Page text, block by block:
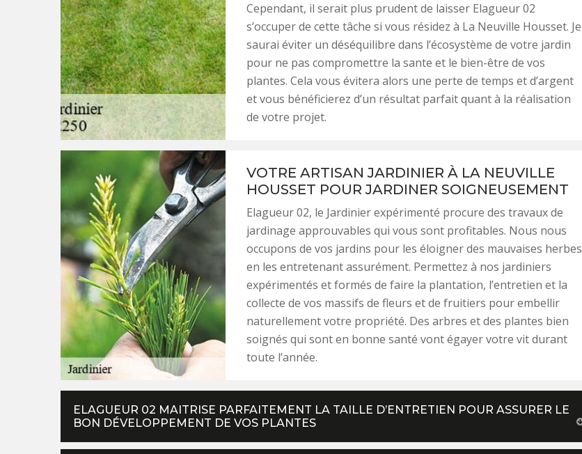
Cependant, il serait plus prudent de laisser Elagueur 02
s’occuper de cette tâche si vous résidez à La Neuville Housset. Je
saurai éviter un déséquilibre dans l’écosystème de votre jardin
pour ne pas compromettre la sante et le bien-être de vos
plantes. Cela vous évitera alors une perte de temps et d’argent
et vous bénéficierez d’un résultat parfait quant à la réalisation
de votre projet.
VOTRE ARTISAN JARDINIER À LA NEUVILLE
HOUSSET POUR JARDINER SOIGNEUSEMENT
Elagueur 02, le Jardinier expérimenté procure des travaux de
jardinage approuvables qui vous sont profitables. Nous nous
occupons de vos jardins pour les éloigner des mauvaises herbes
en les entretenant assurément. Permettez à nos jardiniers
expérimentés et formés de faire la plantation, l’entretien et la
collecte de vos massifs de fleurs et de fruitiers pour embellir
naturellement votre propriété. Des arbres et des plantes bien
soignés qui sont en bonne santé vont égayer votre vit durant
toute l’année.
ELAGUEUR 02 MAITRISE PARFAITEMENT LA TAILLE D’ENTRETIEN POUR ASSURER LE
BON DÉVELOPPEMENT DE VOS PLANTES